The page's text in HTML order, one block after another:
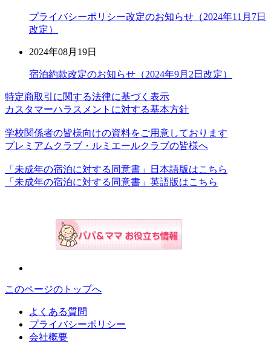
プライバシーポリシー改定のお知らせ（2024年11月7日
改定）
2024年08月19日
宿泊約款改定のお知らせ（2024年9月2日改定）
特定商取引に関する法律に基づく表示
カスタマーハラスメントに対する基本方針
学校関係者の皆様向けの資料をご用意しております
プレミアムクラブ・ルミエールクラブの皆様へ
「未成年の宿泊に対する同意書」日本語版はこちら
「未成年の宿泊に対する同意書」英語版はこちら
このページのトップへ
よくある質問
プライバシーポリシー
会社概要